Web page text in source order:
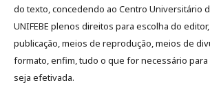
do texto, concedendo ao Centro Universitário
UNIFEBE plenos direitos para escolha do
publicação, meios de reprodução, meios de
formato, enfim, tudo o que for necessário para
seja efetivada.